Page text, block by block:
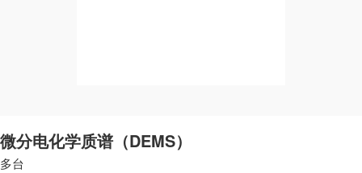
微分电化学质谱（DEMS）
多台